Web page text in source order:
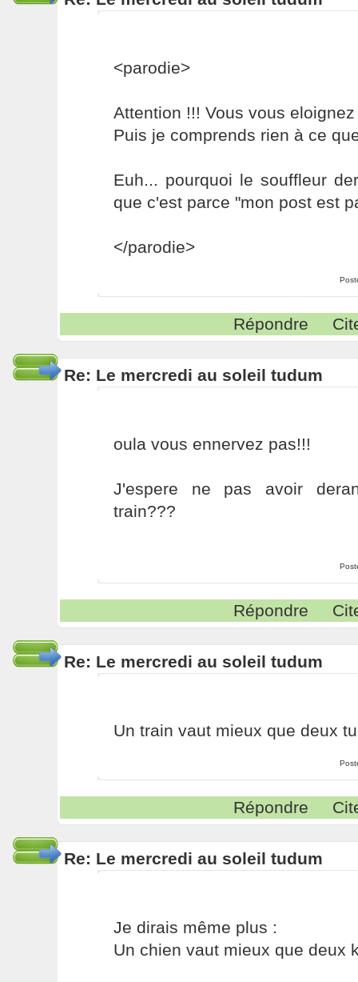
<parodie>
Attention !!! Vous vous
Puis je comprends rien à ce
Euh... pourquoi le souffleur
que c'est parce "mon post est
</parodie>
Répondre
Re: Le mercredi au soleil tudum
oula vous ennervez pas!!!
J'espere ne pas avoir
train???
Répondre
Re: Le mercredi au soleil tudum
Un train vaut mieux que deux
Répondre
Re: Le mercredi au soleil tudum
Je dirais même plus :
Un chien vaut mieux que deux